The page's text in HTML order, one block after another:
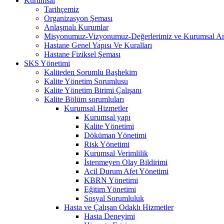
Tarihçemiz
Organizasyon Şeması
Anlaşmalı Kurumlar
Misyonumuz-Vizyonumuz-Değerlerimiz ve Kurumsal
Hastane Genel Yapısı Ve Kuralları
Hastane Fiziksel Şeması
SKS Yönetimi
Kaliteden Sorumlu Başhekim
Kalite Yönetim Sorumlusu
Kalite Yönetim Birimi Çalışanı
Kalite Bölüm sorumluları
Kurumsal Hizmetler
Kurumsal yapı
Kalite Yönetimi
Döküman Yönetimi
Risk Yönetimi
Kurumsal Verimlilik
İstenmeyen Olay Bildirimi
Acil Durum Afet Yönetimi
KBRN Yönetimi
Eğitim Yönetimi
Sosyal Sorumluluk
Hasta ve Çalışan Odaklı Hizmetler
Hasta Deneyimi